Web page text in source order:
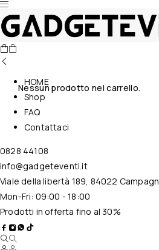
Nessun prodotto nel carrello.
HOME
Shop
FAQ
Contattaci
0828 44108
info@gadgeteventi.it
Viale della libertà 189, 84022
Mon-Fri: 09:00 - 18:00
Prodotti in offerta fino al 30%